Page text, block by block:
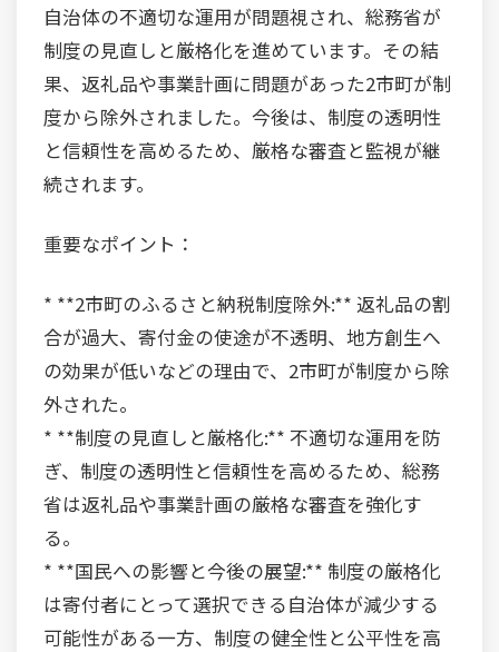
自治体の不適切な運用が問題視され、総務省が
制度の見直しと厳格化を進めています。その結
果、返礼品や事業計画に問題があった2市町が制
度から除外されました。今後は、制度の透明性
と信頼性を高めるため、厳格な審査と監視が継
続されます。
重要なポイント：
* **2市町のふるさと納税制度除外:** 返礼品の割
合が過大、寄付金の使途が不透明、地方創生へ
の効果が低いなどの理由で、2市町が制度から除
外された。
* **制度の見直しと厳格化:** 不適切な運用を防
ぎ、制度の透明性と信頼性を高めるため、総務
省は返礼品や事業計画の厳格な審査を強化す
る。
* **国民への影響と今後の展望:** 制度の厳格化
は寄付者にとって選択できる自治体が減少する
可能性がある一方、制度の健全性と公平性を高